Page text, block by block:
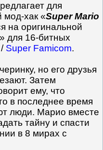
для
мод-хак «Super Mario
на оригинальной
» для 16-битных
/ Super Famicom.
но его друзья
Затем
ему, что
в последнее время
люди. Марио вместе
тайну и спасти
в 8 мирах с